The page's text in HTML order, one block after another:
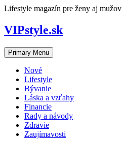
Skip
content
Lifestyle magazín pre ženy aj mužov
VIPstyle.sk
Primary Menu
Nové
Lifestyle
Bývanie
Láska a vzťahy
Financie
Rady a návody
Zdravie
Zaujímavosti